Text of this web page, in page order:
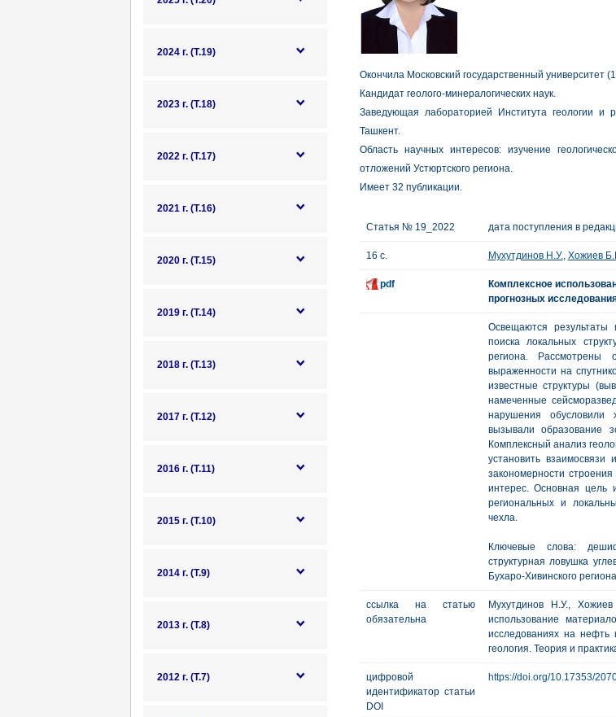
2024 г. (Т.19)
2023 г. (Т.18)
2022 г. (Т.17)
2021 г. (Т.16)
2020 г. (Т.15)
2019 г. (Т.14)
2018 г. (Т.13)
2017 г. (Т.12)
2016 г. (Т.11)
2015 г. (Т.10)
2014 г. (Т.9)
2013 г. (Т.8)
2012 г. (Т.7)
Окончила Московский государственный университет
Кандидат геолого-минералогических наук.
Заведующая лабораторией Института геологии
Ташкент.
Область научных интересов: изучение
отложений Устюртского региона.
Имеет 32 публикации.
Статья № 19_2022 дата поступления в
16 с. Мухутдинов Н.У., Хожиев
pdf
Комплексное
прогнозных
Освещаются результаты
поиска локальных
региона. Рассмотрены
выраженности на
известные структуры
намеченные
нарушения обусловили
вызывали образование
Комплексный анализ
установить взаимосвязи
закономерности
интерес. Основная цель
региональных и
чехла.
Ключевые слова:
структурная ловушка
Бухаро-Хивинского
ссылка на статью
обязательна
Мухутдинов Н.У.,
использование
исследованиях на нефть
геология. Теория и
цифровой
идентификатор статьи
DOI
https://doi.org/10.17353/